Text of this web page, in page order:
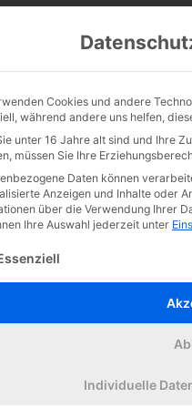
Cookies und andere
während andere uns helfen,
unter 16 Jahre alt sind und Ihre
müssen Sie Ihre
Daten können
Anzeigen und Inhalte oder
über die Verwendung Ihrer
Ihre Auswahl jederzeit unter
eine Liste der
Individuelle